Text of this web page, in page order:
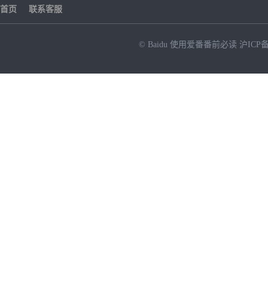
首页 联系客服
© Baidu 使用爱番番前必读 沪ICP